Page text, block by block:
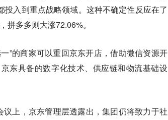
入到重点战略领域。这种不确定性反应在了
多多则大涨72.06%。
”的商家可以重回京东开店，借助微信资源开
东具备的数字化技术、供应链和物流基础设
上，京东管理层透露出，集团仍将致力于社